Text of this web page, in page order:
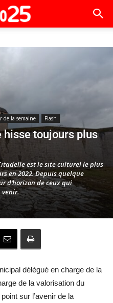
de la semaine Flash
hisse toujours plus
est le site culturel le plus
en 2022. Depuis quelque
d’horizon de ceux qui
délégué en charge de la
de la valorisation du
sur l’avenir de la